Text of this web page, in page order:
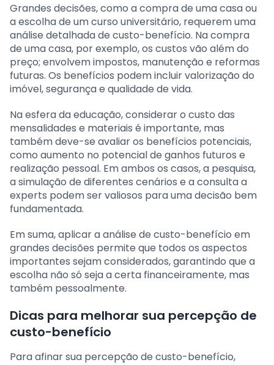
Grandes decisões, como a compra de uma casa ou
a escolha de um curso universitário, requerem uma
análise detalhada de custo-benefício. Na compra
de uma casa, por exemplo, os custos vão além do
preço; envolvem impostos, manutenção e reformas
futuras. Os benefícios podem incluir valorização do
imóvel, segurança e qualidade de vida.
Na esfera da educação, considerar o custo das
mensalidades e materiais é importante, mas
também deve-se avaliar os benefícios potenciais,
como aumento no potencial de ganhos futuros e
realização pessoal. Em ambos os casos, a pesquisa,
a simulação de diferentes cenários e a consulta a
experts podem ser valiosos para uma decisão bem
fundamentada.
Em suma, aplicar a análise de custo-benefício em
grandes decisões permite que todos os aspectos
importantes sejam considerados, garantindo que a
escolha não só seja a certa financeiramente, mas
também pessoalmente.
Dicas para melhorar sua percepção de
custo-benefício
Para afinar sua percepção de custo-benefício,